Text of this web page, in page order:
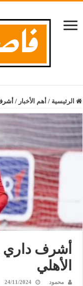
الرئيسية / أهم الأخبار /
أشرف داري
الأهلي
محمود 24/11/2024